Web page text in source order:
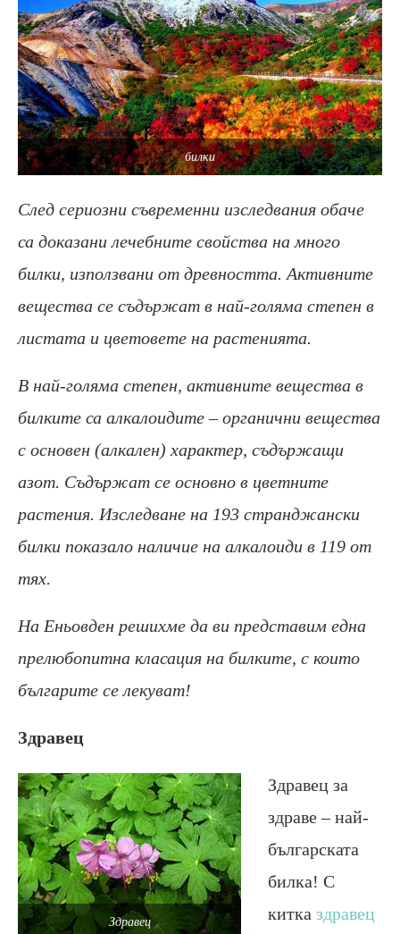
билки
След сериозни съвременни изследвания обаче
са доказани лечебните свойства на много
билки, използвани от древността. Активните
вещества се съдържат в най-голяма степен в
листата и цветовете на растенията.
В най-голяма степен, активните вещества в
билките са алкалоидите – органични вещества
с основен (алкален) характер, съдържащи
азот. Съдържат се основно в цветните
растения. Изследване на 193 странджански
билки показало наличие на алкалоиди в 119 от
тях.
На Еньовден решихме да ви представим една
прелюбопитна класация на билките, с които
българите се лекуват!
Здравец
Здравец
Здравец за
здраве – най-
българската
билка! С
китка здравец